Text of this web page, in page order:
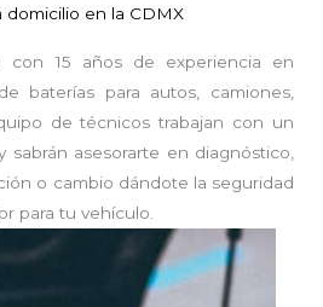
domicilio en la CDMX
con 15 años de experiencia en
baterías para autos, camiones,
de técnicos trabajan con un
sabrán asesorarte en diagnóstico,
o cambio dándote la seguridad
para tu vehículo.